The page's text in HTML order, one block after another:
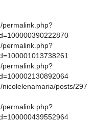
permalink.php?
permalink.php?
permalink.php?
posts/297
permalink.php?